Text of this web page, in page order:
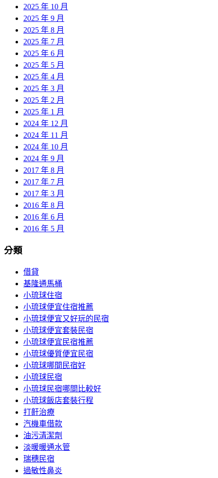
2025 年 10 月
2025 年 9 月
2025 年 8 月
2025 年 7 月
2025 年 6 月
2025 年 5 月
2025 年 4 月
2025 年 3 月
2025 年 2 月
2025 年 1 月
2024 年 12 月
2024 年 11 月
2024 年 10 月
2024 年 9 月
2017 年 8 月
2017 年 7 月
2017 年 3 月
2016 年 8 月
2016 年 6 月
2016 年 5 月
分類
借貸
基隆通馬桶
小琉球住宿
小琉球便宜住宿推薦
小琉球便宜又好玩的民宿
小琉球便宜套裝民宿
小琉球便宜民宿推薦
小琉球優質便宜民宿
小琉球哪間民宿好
小琉球民宿
小琉球民宿哪間比較好
小琉球飯店套裝行程
打鼾治療
汽機車借款
油污清潔劑
淡暖暖通水管
瑞穗民宿
過敏性鼻炎